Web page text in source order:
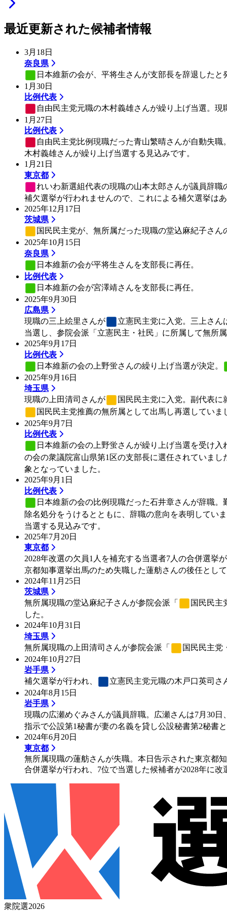
最近更新された候補者情報
3月18日
奈良県
日本維新の会が、平将生さんが支部長を辞退したと
1月30日
比例代表
自由民主党元職の木村義雄さんが繰り上げ当選。
1月27日
比例代表
自由民主党比例現職だった青山繁晴さんが自動失
木村義雄さんが繰り上げ当選する見込みです。
1月21日
東京都
れいわ新選組代表の現職の山本太郎さんが議員辞
補欠選挙が行われませんので、これによる補欠選挙は
2025年12月17日
茨城県
国民民主党が、無所属だった現職の堂込麻紀子さん
2025年10月15日
奈良県
日本維新の会が平将生さんを支部長に再任。
比例代表
日本維新の会が宮澤靖さんを支部長に再任。
2025年9月30日
広島県
現職の三上絵里さんが
立憲民主党に入党。三上さん
当選し、参院会派「立憲民主・社民」に所属して無所
2025年9月17日
比例代表
日本維新の会の上野蛍さんの繰り上げ当選が決定。
2025年9月16日
埼玉県
現職の上田清司さんが
国民民主党に入党。副代表に
国民民主党推薦の無所属として出馬し再選していま
2025年9月7日
比例代表
日本維新の会の上野蛍さんが繰り上げ当選を受け入
の会の衆議院富山県第1区の支部長に選任されていま
象となっていました。
2025年9月1日
比例代表
日本維新の会の比例現職だった石井章さんが辞職。
除名処分をうけるとともに、辞職の意向を表明してい
当選する見込みです。
2025年7月20日
東京都
2028年改選の欠員1人を補充する当選者7人の合併選挙
京都知事選挙出馬のため失職した蓮舫さんの後任とし
2024年11月25日
茨城県
無所属現職の堂込麻紀子さんが参院会派「
国民民主
した。
2024年10月31日
埼玉県
無所属現職の上田清司さんが参院会派「
国民民主党
2024年10月27日
岩手県
補欠選挙が行われ、
立憲民主党元職の木戸口英司さ
2024年8月15日
岩手県
現職の広瀬めぐみさんが議員辞職。広瀬さんは7月30
指示で公設第1秘書が妻の名義を貸し公設秘書第2秘書
2024年6月20日
東京都
無所属現職の蓮舫さんが失職。本日告示された東京都
合併選挙が行われ、7位で当選した候補者が2028年に改
衆院選2026